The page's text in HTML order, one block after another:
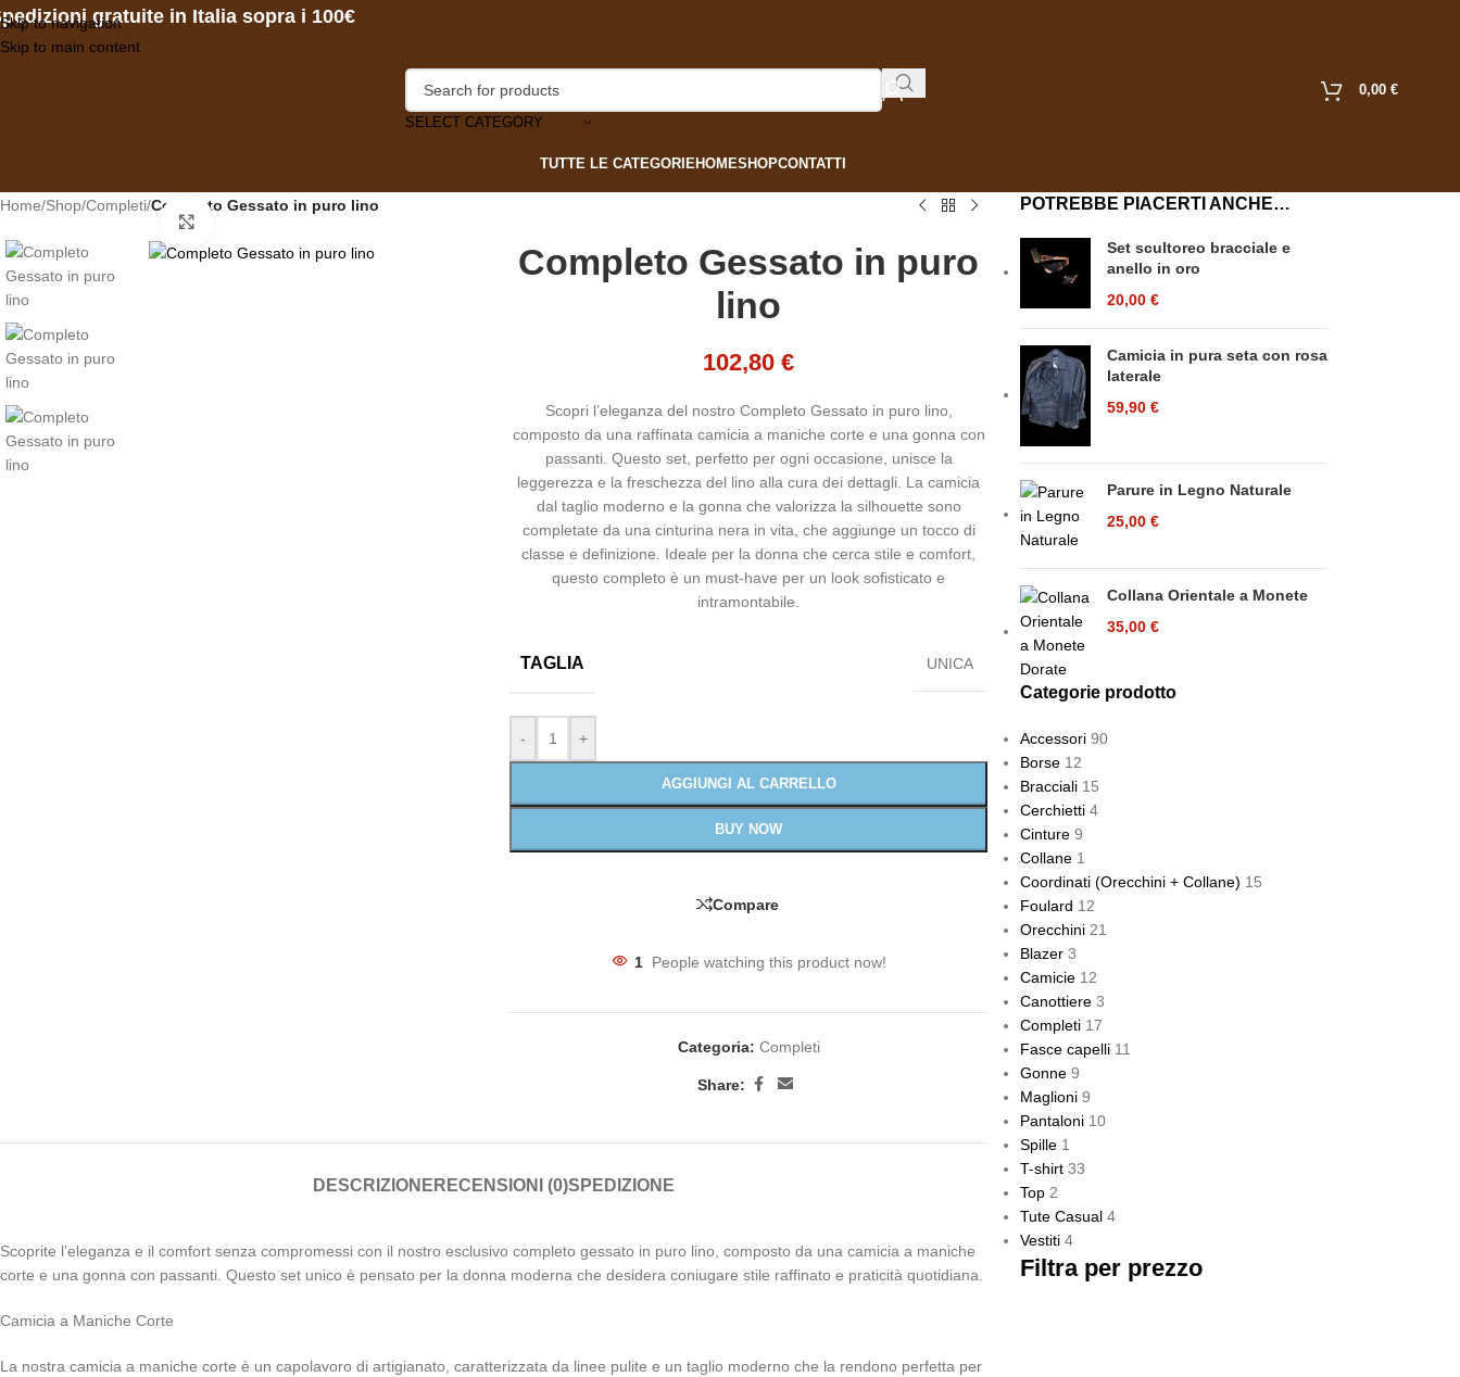
Skip to navigation
Skip to main content
gratuite in Italia sopra i 100€
SELECT CATEGORY
0,00 €
TUTTE LE CATEGORIEHOMESHOPCONTATTI
Home/Shop/Completi/Completo Gessato in puro lino
Completo Gessato in puro
lino
102,80€
Scopri l’eleganza del nostro Completo Gessato in puro lino,
composto da una raffinata camicia a maniche corte e una gonna con
passanti. Questo set, perfetto per ogni occasione, unisce la
leggerezza e la freschezza del lino alla cura dei dettagli. La camicia
dal taglio moderno e la gonna che valorizza la silhouette sono
completate da una cinturina nera in vita, che aggiunge un tocco di
classe e definizione. Ideale per la donna che cerca stile e comfort,
questo completo è un must-have per un look sofisticato e
intramontabile.
TAGLIA UNICA
- +
AGGIUNGI AL CARRELLO
BUY NOW
Compare
1 People watching this product now!
Categoria: Completi
Share:
DESCRIZIONE RECENSIONI (0)SPEDIZIONE
Scoprite l’eleganza e il comfort senza compromessi con il nostro esclusivo completo gessato in puro lino, composto da una camicia a maniche
corte e una gonna con passanti. Questo set unico è pensato per la donna moderna che desidera coniugare stile raffinato e praticità quotidiana.
Camicia a Maniche Corte
La nostra camicia a maniche corte è un capolavoro di artigianato, caratterizzata da linee pulite e un taglio moderno che la rendono perfetta per
POTREBBE PIACERTI ANCHE…
Set scultoreo bracciale e
anello in oro
20,00 €
Camicia in pura seta con rosa
laterale
59,90 €
Parure in Legno Naturale
25,00 €
Collana Orientale a Monete
35,00 €
Categorie prodotto
Accessori 90
Borse 12
Bracciali 15
Cerchietti 4
Cinture 9
Collane 1
Coordinati (Orecchini + Collane) 15
Foulard 12
Orecchini 21
Blazer 3
Camicie 12
Canottiere 3
Completi 17
Fasce capelli 11
Gonne 9
Maglioni 9
Pantaloni 10
Spille 1
T-shirt 33
Top 2
Tute Casual 4
Vestiti 4
Filtra per prezzo